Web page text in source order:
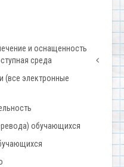
и оснащенность
среда
(все электронные
обучающихся